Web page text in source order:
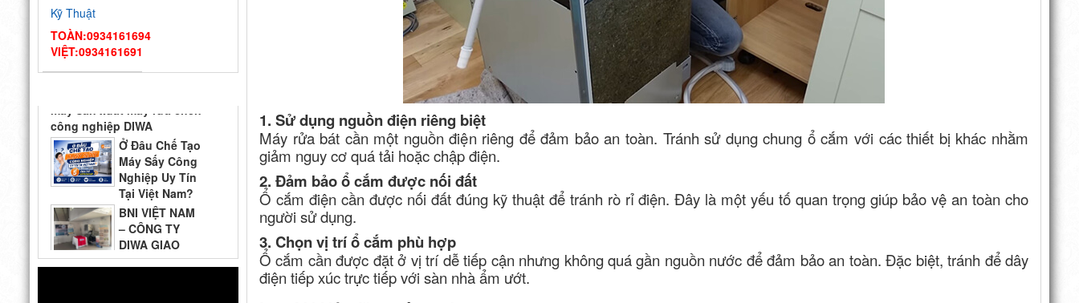
Kỹ Thuật
TOÀN:0934161694
VIỆT:0934161691
– Gợi ý quy trình & thiết bị
từ chuyên gia DIWACông ty Vĩnh
Hoàn tới tham quan nhà
Ở Đâu Chế Tạo
Máy Sấy Công
Nghiệp Uy Tín
Tại Việt Nam?
Top 5 Địa Chỉ Đáng Tin Cậy
BNI VIỆT NAM
– CÔNG TY
DIWA GIAO
LƯU CÙNG
QUÝ DOANH NGHIỆP VÀ
CÁC GIAN HÀNG THAM GIA
Thiết kế bếp
một chiều đạt
1. Sử dụng nguồn điện riêng biệt
Máy rửa bát cần một nguồn điện riêng để đảm bảo an toàn. Tránh sử dụng chung ổ cắm với các thiết bị khác nhằm
giảm nguy cơ quá tải hoặc chập điện.
2. Đảm bảo ổ cắm được nối đất
Ổ cắm điện cần được nối đất đúng kỹ thuật để tránh rò rỉ điện. Đây là một yếu tố quan trọng giúp bảo vệ an toàn cho
người sử dụng.
3. Chọn vị trí ổ cắm phù hợp
Ổ cắm cần được đặt ở vị trí dễ tiếp cận nhưng không quá gần nguồn nước để đảm bảo an toàn. Đặc biệt, tránh để dây
điện tiếp xúc trực tiếp với sàn nhà ẩm ướt.